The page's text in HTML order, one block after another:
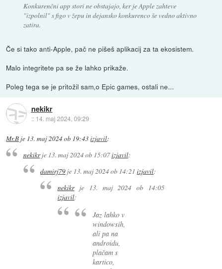
Konkurenčni app stori ne obstajajo, ker je Apple zahteve
"izpolnil" s figo v žepu in dejansko konkurenco še vedno aktivno
zatira.
Če si tako anti-Apple, pač ne pišeš aplikacij za ta ekosistem.
Malo integritete pa se že lahko prikaže.
Poleg tega se je pritožil sam,o Epic games, ostali ne...
nekikr
:: 14. maj 2024, 09:29
Mr.B je 13. maj 2024 ob 19:43izjavil:
nekikrje 13. maj 2024 ob 15:07izjavil:
damirj79 je 13. maj 2024 ob 14:21 izjavil:
nekikrje
13. maj 2024 ob 14:05
izjavil:
Jaz lahko v
windowsih,
ali pa na
androidu,
plačam s
kartico,